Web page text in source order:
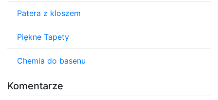
Patera z kloszem
Piękne Tapety
Chemia do basenu
Komentarze